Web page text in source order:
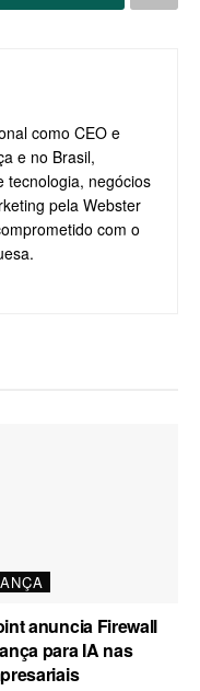
como CEO e
e no Brasil,
tecnologia, negócios
pela Webster
com o
anuncia Firewall
para IA nas